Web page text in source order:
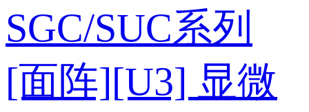
SGC/SUC系列
[面阵][U3] 显微